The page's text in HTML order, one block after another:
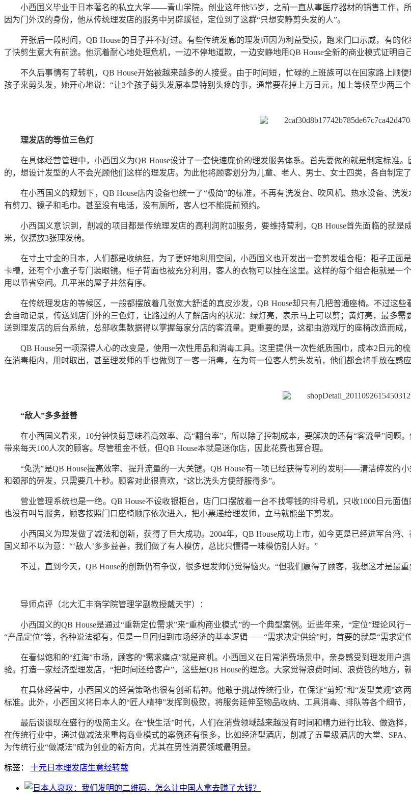
小西国义毕业于日本著名的私立大学——青山学院。创业这年他55岁，之前一直从事医疗器材的销售工作，
因为门外汉的身份，他从传统理发店的服务中另辟蹊径，定位到了这群“只想安静剪头发的人”。
开张后一段时间，QB House的日子并不好过。有些传统发廊的理发师因为利益受损，跑来门口示威，有的
了快剪生意大有前途。他沉着耐心地处理危机，一边不停地道歉，一边安静地用QB House全新的商业模式证明自己
不久后事情有了转机，QB House开始被越来越多的人接受。由于时间短，忙碌的上班族可以在回家路上顺
孩子来剪头发，她开心地说：“让3个孩子剪头发原本是特别头疼的事，通常要花掉上万日元，加上等候至少两三
理发店的等位三色灯
在具体经营管理中，小西国义为QB House设计了一套快速廉价的理发服务体系。首先要做的就是制定标准
的，想设计发型的人不会光顾他们这样的理发店。为此他将顾客划分为儿童、老人、男士、女士四类，各自制定
在小西国义的规划下，QB House店内设备也统一了“极简”的标准，不再有洗发台、吹风机、热水设备、洗
有剪刀、镜子和毛巾。甚至没有电话，没有厕所，客人也不能提前预约。
小西国义意识到，削减的项目都是传统理发店的高利润附加服务，要维持营利，QB House首先面临的就
米，仅摆放3张理发椅。
在寸土寸金的日本，人们都是收纳狂，为了更好地利用空间，小西国义也开发出一套剪发组合柜：柜子正
卡槽，还有个小盒子专门装眼镜。柜子背面也被充分利用，客人的衣物可以挂在这里。这样的每个组合柜就是一
用以节省空间。几平米的屋子井然有序。
在传统理发店的等候区，一般都摆放着几张宽大舒适的真皮沙发，QB House却只有几把普通座椅。不过这
会自动记录，传送到店门外的三色灯，让路过的人了解店内的状况：绿灯亮，表示马上可以剪；黄灯亮，最多
送到理发店的后台系统，总部收集数据得以掌握每家分店的客流量。更重要的是，这都由游戏厅的座椅改造而成
QB House另一项深得人心的改变是，使用一次性用品和消毒工具。这里提供一次性纸质围巾，成本2日元
在消毒柜内，用时取出，甚至理发师的手也做到了一客一消毒，在为每一位客人剪头发前，他们都会将手放在感
“敌人”多多益善
在小西国义看来，10分钟快剪意味着高效率、高“翻台率”，所以除了控制成本，要解决的还有“客流量”问题
带来每天100人次的顾客。尽管租金不低，但QB House本就是迷你店，因此花费也算合理。
“免洗”是QB House提高效率、提升流量的一大关键。QB House有一项已经获得专利的发明——清洁碎发的
和颈部的碎发，只需要几十秒。顾客对此很喜欢，“这比洗头方便舒服得多”。
营业管理系统也是一绝。QB House不设收银柜台，店门口摆放着一台不找零钱的排号机，只收1000日元面
也没有叫号服务，顾客按照门口座椅顺序依次进入，把小票递给理发师，立马就能坐下剪发。
小西国义为理发做了减法和创新，获得了巨大成功。2004年，QB House成功上市，如今更是已经进军台湾
国义却不以为意：“‘敌人’多多益善，我们做了有人模仿，总比只懂得一味模仿别人好。”
不过，直到今天，QB House的创新仍有争议，很多理发师仍觉得恼火。“但我们赢得了顾客，我想这才是最重
导师点评（北大汇丰商学院管理学副教授戴天宇）：
小西国义的QB House是通过“重新定位需求”来“重构商业模式”的一个典型案例。近些年来，“定位”理论风
“产品定位”等，各种说法都有，但是一旦回归到市场经济的基本逻辑——“需求决定供给”时，首要的就是“需求定
在看似饱和的“红海”市场，顾客的“需求痛点”就是商机。小西国义在日常消费场景中，亲身感受到理发用
验。打造一家经济型理发店，“把时间还给客户”，这些是QB House的理念。大家觉得浪费时间、浪费钱的地方，就
在具体经营中，小西国义的经营策略也很有创新精神。他敢于挑战传统行业，在保证“剪短”和“发型美观”
标准。此外，小西国义将日本人的“匠人精神”发挥到极致，将服务延伸至物品收纳、工具消毒、排队等各个细节
最后谈谈现在盛行的极简主义。在“快生活”时代，人们在消费领域越来越没有时间和精力进行比较、做选择
在传统行业中，通过做减法来重构商业模式的案例还有很多，比如经济型酒店，削减了五星级酒店的大堂、SPA
为传统行业“做减法”成为创业的新方向，尤其在男性消费领域最明显。
标签： 十元 日本理发店生意经转载